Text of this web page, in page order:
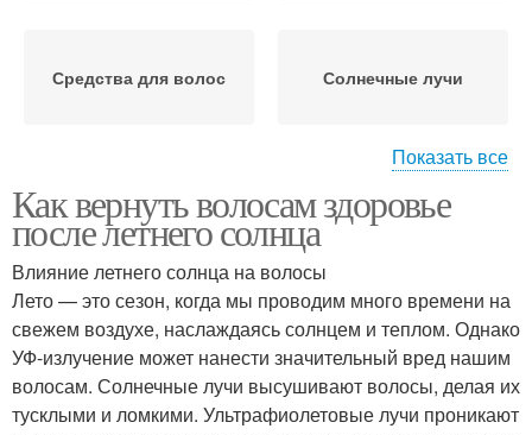
Средства для волос Солнечные лучи
Лучи на волосы Увлажнители для волос
Лучи во время Продукты для волос
Показать все
Как вернуть волосам здоровье
после летнего солнца
Влияние летнего солнца на волосы
Лето — это сезон, когда мы проводим много времени на
свежем воздухе, наслаждаясь солнцем и теплом. Однако
УФ-излучение может нанести значительный вред нашим
волосам. Солнечные лучи высушивают волосы, делая их
тусклыми и ломкими. Ультрафиолетовые лучи проникают